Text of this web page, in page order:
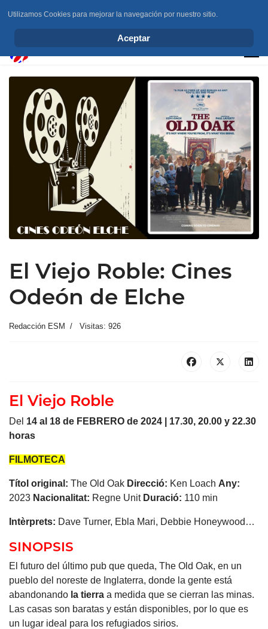
El Viejo Roble: Cines
Odeón de Elche
Redacción ESM Visitas: 926
El Viejo Roble
Del 14 al 18 de FEBRERO de 2024 | 17.30, 20.00 y 22.30
horas
FILMOTECA
Títol original: The Old Oak Direcció: Ken Loach Any:
2023 Nacionalitat: Regne Unit Duració: 110 min
Intèrprets: Dave Turner, Ebla Mari, Debbie Honeywood…
SINOPSIS
El futuro del último pub que queda, The Old Oak, en un
pueblo del noreste de Inglaterra, donde la gente está
abandonando la tierra a medida que se cierran las minas.
Las casas son baratas y están disponibles, por lo que es
un lugar ideal para los refugiados sirios.
Utilizamos Cookies para mejorar la navegación por nuestro sitio.
Aceptar